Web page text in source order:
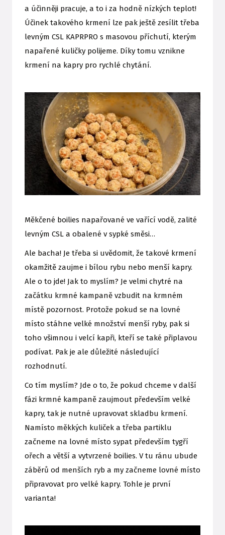
a účinněji pracuje, a to i za hodně nízkých teplot!
Účinek takového krmení lze pak ještě zesílit třeba
levným CSL KAPRPRO s masovou příchutí, kterým
napařené kuličky polijeme. Díky tomu vznikne
krmení na kapry pro rychlé chytání.
Měkčené boilies napařované ve vařící vodě, zalité
levným CSL a obalené v sypké směsi…
Ale bacha! Je třeba si uvědomit, že takové krmení
okamžitě zaujme i bílou rybu nebo menší kapry.
Ale o to jde! Jak to myslím? Je velmi chytré na
začátku krmné kampaně vzbudit na krmném
místě pozornost. Protože pokud se na lovné
místo stáhne velké množství menší ryby, pak si
toho všimnou i velcí kapři, kteří se také připlavou
podívat. Pak je ale důležité následující
rozhodnutí.
Co tím myslím? Jde o to, že pokud chceme v další
fázi krmné kampaně zaujmout především velké
kapry, tak je nutné upravovat skladbu krmení.
Namísto měkkých kuliček a třeba partiklu
začneme na lovné místo sypat především tygří
ořech a větší a vytvrzené boilies. V tu ránu ubude
záběrů od menších ryb a my začneme lovné místo
připravovat pro velké kapry. Tohle je první
varianta!